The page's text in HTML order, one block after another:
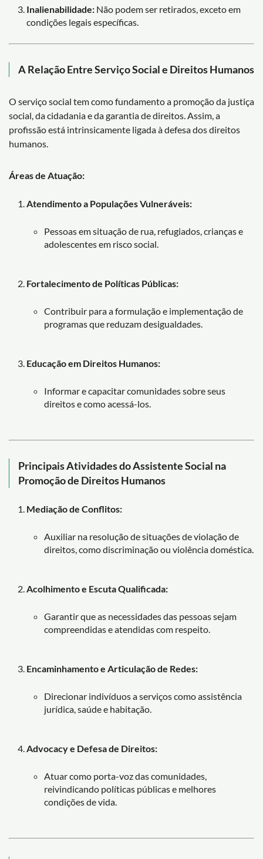
Inalienabilidade: Não podem ser retirados, exceto em
condições legais específicas.
A Relação Entre Serviço Social e Direitos Humanos
O serviço social tem como fundamento a promoção da justiça
social, da cidadania e da garantia de direitos. Assim, a
profissão está intrinsicamente ligada à defesa dos direitos
humanos.
Áreas de Atuação:
Atendimento a Populações Vulneráveis:
Pessoas em situação de rua, refugiados, crianças e
adolescentes em risco social.
Fortalecimento de Políticas Públicas:
Contribuir para a formulação e implementação de
programas que reduzam desigualdades.
Educação em Direitos Humanos:
Informar e capacitar comunidades sobre seus
direitos e como acessá-los.
Principais Atividades do Assistente Social na
Promoção de Direitos Humanos
Mediação de Conflitos:
Auxiliar na resolução de situações de violação de
direitos, como discriminação ou violência doméstica.
Acolhimento e Escuta Qualificada:
Garantir que as necessidades das pessoas sejam
compreendidas e atendidas com respeito.
Encaminhamento e Articulação de Redes:
Direcionar indivíduos a serviços como assistência
jurídica, saúde e habitação.
Advocacy e Defesa de Direitos:
Atuar como porta-voz das comunidades,
reivindicando políticas públicas e melhores
condições de vida.